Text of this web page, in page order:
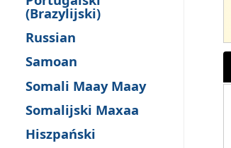
(Brazylijski)
Russian
Samoan
Somali Maay Maay
Somalijski Maxaa
Hiszpański